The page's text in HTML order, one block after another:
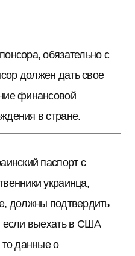
обязательно с
должен дать свое
финансовой
в стране.
паспорт с
украинца,
должны подтвердить
если выехать в США
то данные о